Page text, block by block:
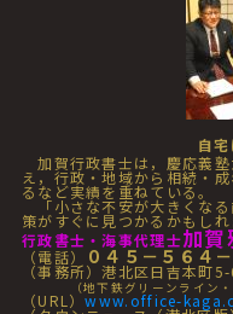
自
加賀行政書士は，慶応義
え，行政・地域から相続・
るなど実績を重ねている。
「小さな不安が大きくなる
策がすぐに見つかるかもし
行政書士・海事代理士加
（電話） ０４５－５６４
（事務所）港北区日吉本町
（地下鉄グリーンライン
（URL）www.office-